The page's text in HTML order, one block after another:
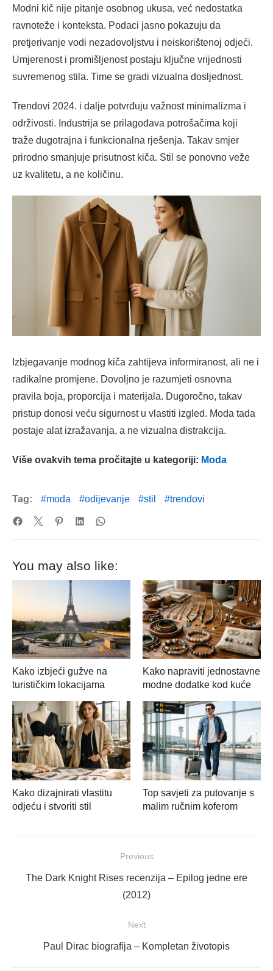
Modni kič nije pitanje osobnog ukusa, već nedostatka
ravnoteže i konteksta. Podaci jasno pokazuju da
pretjerivanje vodi nezadovoljstvu i neiskorištenoj odjeći.
Umjerenost i promišljenost postaju ključne vrijednosti
suvremenog stila. Time se gradi vizualna dosljednost.
Trendovi 2024. i dalje potvrđuju važnost minimalizma i
održivosti. Industrija se prilagođava potrošačima koji
traže dugotrajna i funkcionalna rješenja. Takav smjer
prirodno smanjuje prisutnost kiča. Stil se ponovno veže
uz kvalitetu, a ne količinu.
Izbjegavanje modnog kiča zahtijeva informiranost, ali ne i
radikalne promjene. Dovoljno je razumjeti osnovna
pravila boja, proporcija i materijala. Dugoročno, takav
pristup donosi veću sigurnost u vlastiti izgled. Moda tada
postaje alat izražavanja, a ne vizualna distrakcija.
Više ovakvih tema pročitajte u kategoriji: Moda
Tag: moda odijevanje stil trendovi
You may also like:
Kako izbjeći gužve na
turističkim lokacijama
Kako napraviti jednostavne
modne dodatke kod kuće
Kako dizajnirati vlastitu
odjeću i stvoriti stil
Top savjeti za putovanje s
malim ručnim koferom
objava
Previous
Previous
The Dark Knight Rises recenzija – Epilog jedne ere
(2012)
Next
Next
Paul Dirac biografija – Kompletan životopis